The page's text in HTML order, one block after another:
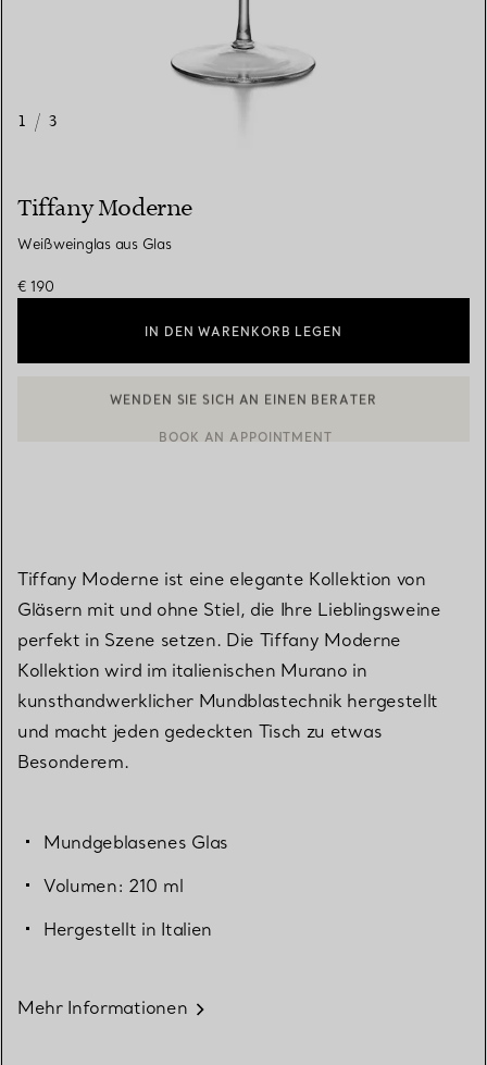
1 / 3
Tiffany Moderne
Weißweinglas aus Glas
€ 190
IN DEN WARENKORB LEGEN
Tiffany Moderne ist eine elegante Kollektion von
Gläsern mit und ohne Stiel, die Ihre Lieblingsweine
perfekt in Szene setzen. Die Tiffany Moderne
Kollektion wird im italienischen Murano in
kunsthandwerklicher Mundblastechnik hergestellt
und macht jeden gedeckten Tisch zu etwas
Besonderem.
Mundgeblasenes Glas
Volumen: 210 ml
Hergestellt in Italien
Mehr Informationen